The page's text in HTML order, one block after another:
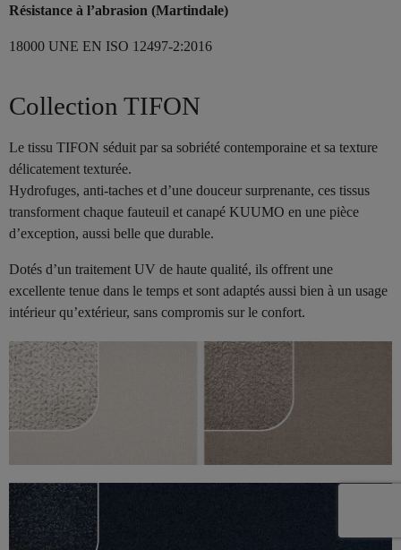
Résistance à l’abrasion (Martindale)
18000 UNE EN ISO 12497-2:2016
Collection TIFON
Le tissu TIFON séduit par sa sobriété contemporaine et sa texture
délicatement texturée.
Hydrofuges, anti-taches et d’une douceur surprenante, ces tissus
transforment chaque fauteuil et canapé KUUMO en une pièce
d’exception, aussi belle que durable.
Dotés d’un traitement UV de haute qualité, ils offrent une
excellente tenue dans le temps et sont adaptés aussi bien à un usage
intérieur qu’extérieur, sans compromis sur le confort.